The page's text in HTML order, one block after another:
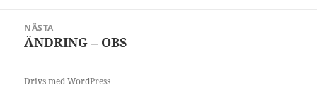
NÄSTA
Nästa
ÄNDRING – OBS
Drivs med WordPress